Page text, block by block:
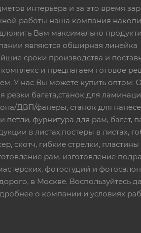
интерьера и за это время
работы наша компания
Вам максимально
являются обширная линейка
сроки производства и
и предлагаем готовое
У нас Вы можете купить оптом:
багета,станок для
ДВП/фанеры, станок для
фурнитура для рам, багет,
в листах,постеры в листах,
скотч, гибкие стрелки,
рам, изготовление
фотостудий и
в Москве. Воспользуйтесь
о компании и условиях